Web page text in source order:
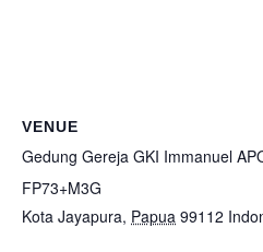
VENUE
Gedung Gereja GKI Immanuel
FP73+M3G
Kota Jayapura, Papua 99112